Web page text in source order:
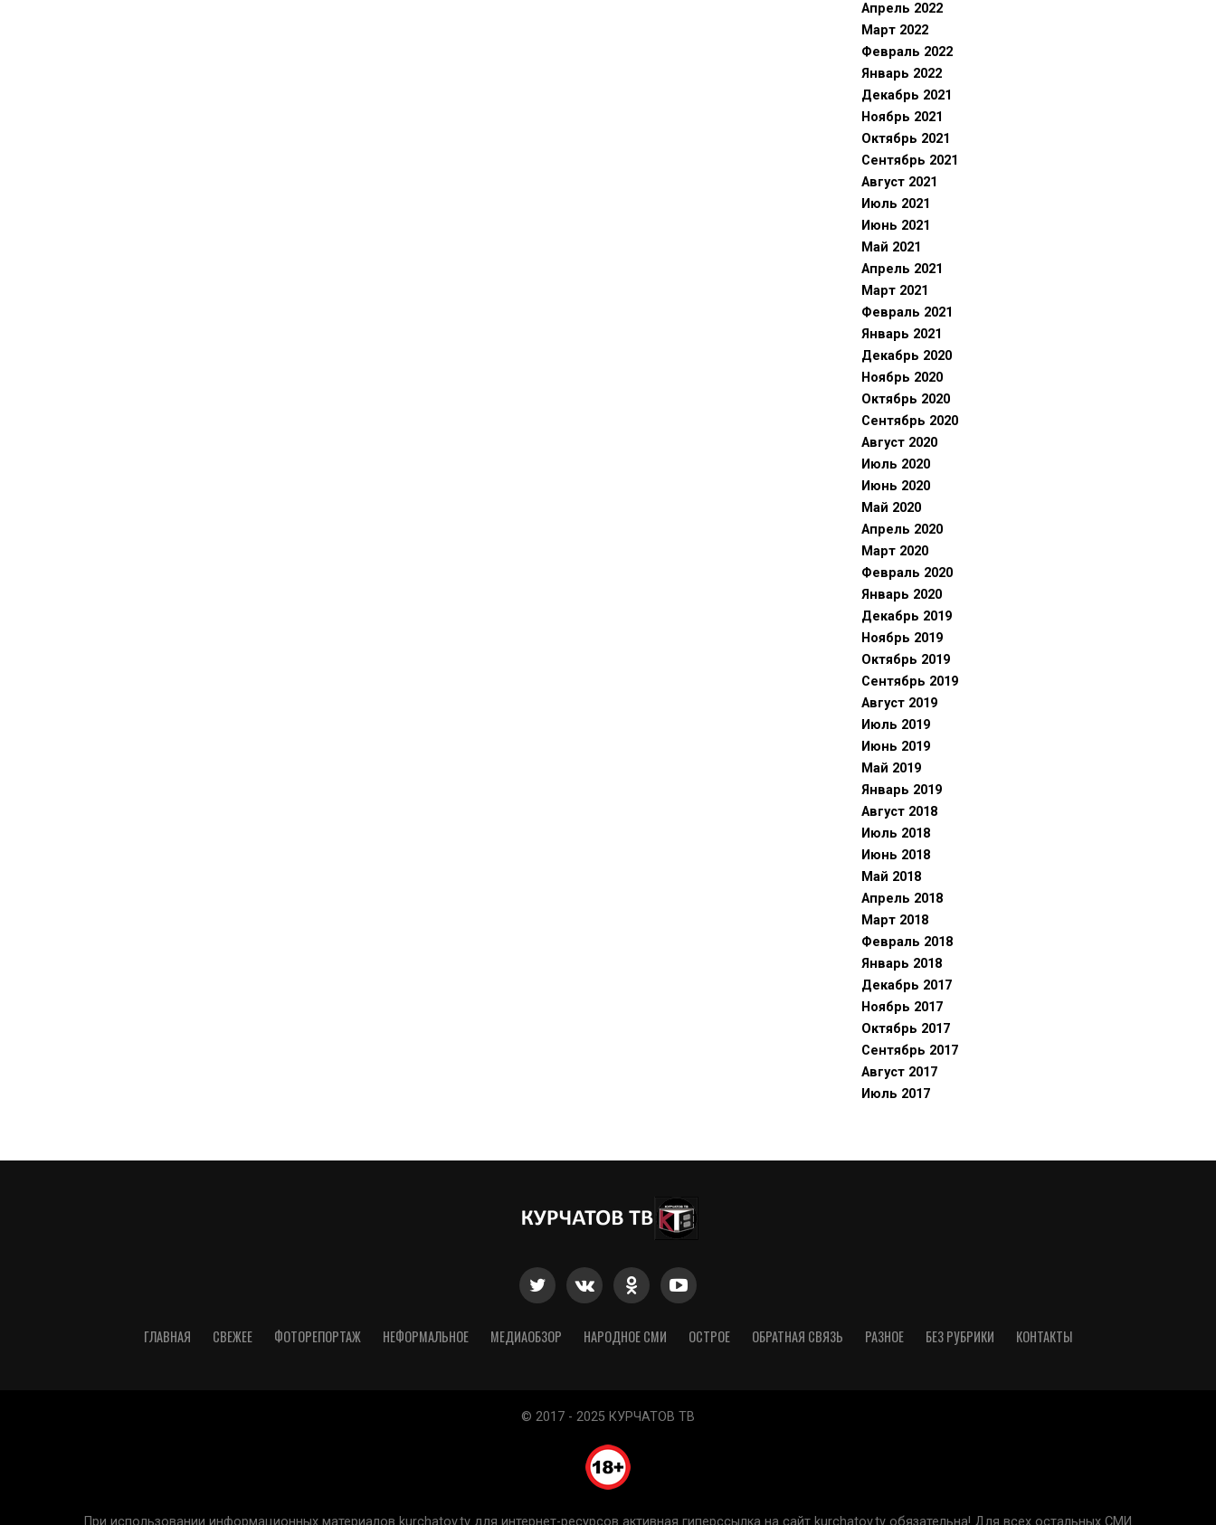
Апрель 2022
Март 2022
Февраль 2022
Январь 2022
Декабрь 2021
Ноябрь 2021
Октябрь 2021
Сентябрь 2021
Август 2021
Июль 2021
Июнь 2021
Май 2021
Апрель 2021
Март 2021
Февраль 2021
Январь 2021
Декабрь 2020
Ноябрь 2020
Октябрь 2020
Сентябрь 2020
Август 2020
Июль 2020
Июнь 2020
Май 2020
Апрель 2020
Март 2020
Февраль 2020
Январь 2020
Декабрь 2019
Ноябрь 2019
Октябрь 2019
Сентябрь 2019
Август 2019
Июль 2019
Июнь 2019
Май 2019
Январь 2019
Август 2018
Июль 2018
Июнь 2018
Май 2018
Апрель 2018
Март 2018
Февраль 2018
Январь 2018
Декабрь 2017
Ноябрь 2017
Октябрь 2017
Сентябрь 2017
Август 2017
Июль 2017
ГЛАВНАЯ СВЕЖЕЕ ФОТОРЕПОРТАЖ НЕФОРМАЛЬНОЕ МЕДИАОБЗОР НАРОДНОЕ СМИ ОСТРОЕ ОБРАТНАЯ СВЯЗЬ РАЗНОЕ БЕЗ РУБРИКИ КОНТАКТЫ
© 2017 - 2025 КУРЧАТОВ ТВ
При использовании информационных материалов kurchatov.tv для интернет-ресурсов активная гиперссылка на сайт kurchatov.tv обязательна! Для всех остальных СМИ